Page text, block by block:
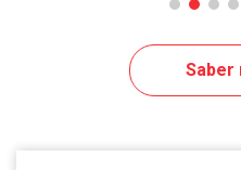
Saber